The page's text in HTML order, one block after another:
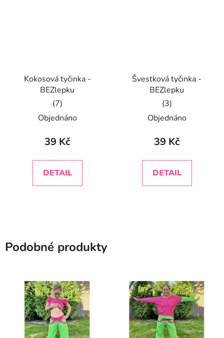
Kokosová tyčinka -
BEZlepku
Průměrné
hodnocení
produktu
5,0
z
Objednáno
39 Kč
DETAIL
Švestková tyčinka -
BEZlepku
Průměrné
hodnocení
produktu
5,0
z
Objednáno
39 Kč
DETAIL
Podobné produkty